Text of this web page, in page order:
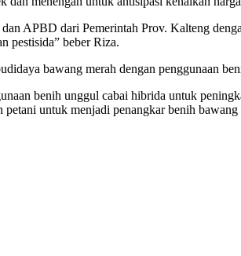
APBD dari Pemerintah Prov. Kalteng
pestisida” beber Riza.
bawang merah dengan penggunaan
benih unggul cabai hibrida untuk
untuk menjadi penangkar benih